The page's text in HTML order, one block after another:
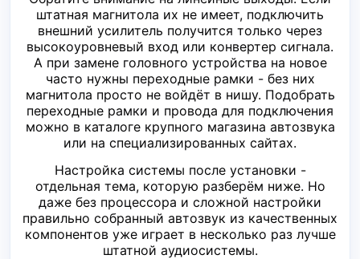
штатная магнитола их не имеет, подключить
внешний усилитель получится только через
высокоуровневый вход или конвертер сигнала.
А при замене головного устройства на новое
часто нужны переходные рамки - без них
магнитола просто не войдёт в нишу. Подобрать
переходные рамки и провода для подключения
можно в каталоге крупного магазина автозвука
или на специализированных сайтах.
Настройка системы после установки -
отдельная тема, которую разберём ниже. Но
даже без процессора и сложной настройки
правильно собранный автозвук из качественных
компонентов уже играет в несколько раз лучше
штатной аудиосистемы.